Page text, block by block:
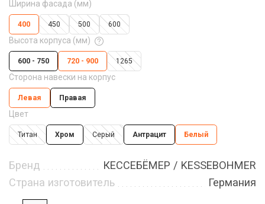
Ширина фасада (мм)
400 450 500 600
Высота корпуса (мм)
600 - 750 720 - 900 1265
Сторона навески на корпус
Левая Правая
Цвет
Титан Хром Серый Антрацит Белый
Бренд
КЕССЕБЁМЕР / KESSEBOHMER
Страна изготовитель
Германия